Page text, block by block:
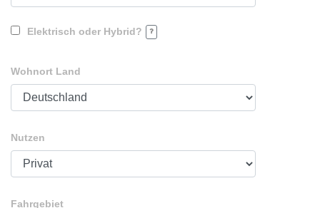
Elektrisch oder Hybrid?
Wohnort Land
Nutzen
Fahrgebiet